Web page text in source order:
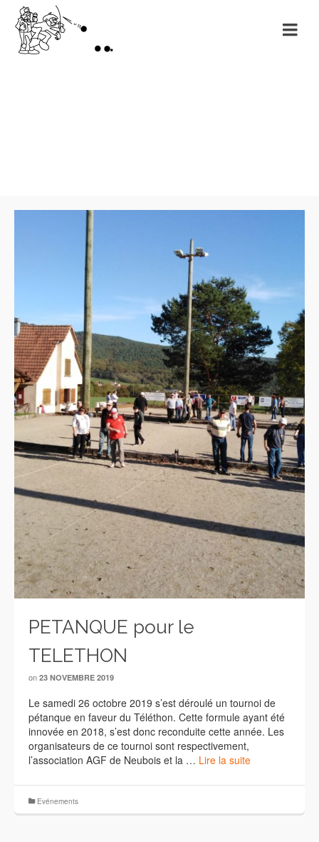
PETANQUE pour le
TELETHON
on 23 NOVEMBRE 2019
Le samedi 26 octobre 2019 s’est déroulé un tournoi de
pétanque en faveur du Téléthon. Cette formule ayant été
innovée en 2018, s’est donc reconduite cette année. Les
organisateurs de ce tournoi sont respectivement,
l’association AGF de Neubois et la … Lire la suite
Evénements